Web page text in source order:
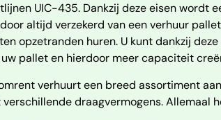
UIC-435. Dankzij deze eisen wordt
altijd verzekerd van een verhuur
opzetranden huren. U kunt dankzij
pallet en hierdoor meer capaciteit
verhuurt een breed assortiment
verschillende draagvermogens. Allemaal